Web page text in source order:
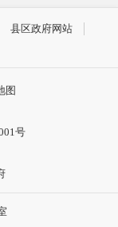
公共查阅场
”政务新媒
县区政府网站
图
号